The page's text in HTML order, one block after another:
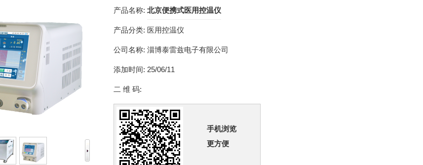
产品名称: 北京便携式医用控温仪
产品分类: 医用控温仪
公司名称: 淄博泰雷兹电子有限公司
添加时间: 25/06/11
二 维 码:
手机浏览
更方便